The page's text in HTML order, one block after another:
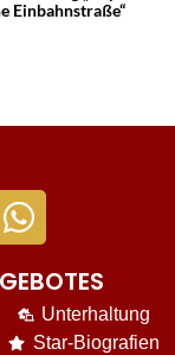
Einbahnstraße“
Unterhaltung
Star-Biografien